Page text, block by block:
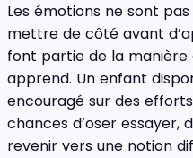
Les émotions ne sont
mettre de côté avant
font partie de la manière
apprend. Un enfant
encouragé sur des
chances d’oser essayer,
revenir vers une notion